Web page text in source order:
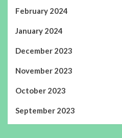
February 2024
January 2024
December 2023
November 2023
October 2023
September 2023